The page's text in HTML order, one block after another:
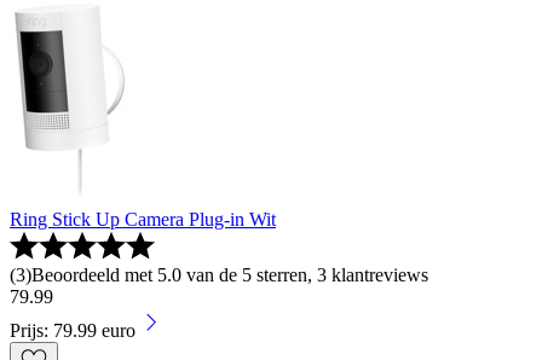
Ring Stick Up Camera Plug-in Wit
(3)Beoordeeld met 5.0 van de 5 sterren, 3 klantreviews
79.99
Prijs: 79.99 euro